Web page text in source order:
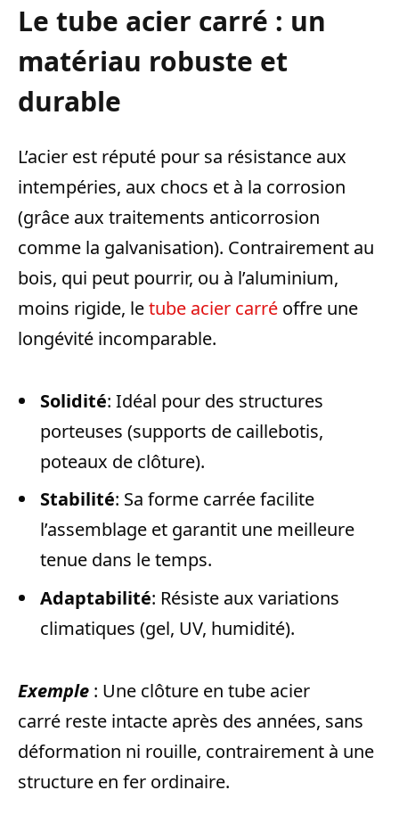
Le tube acier carré : un
matériau robuste et
durable
L’acier est réputé pour sa résistance aux
intempéries, aux chocs et à la corrosion
(grâce aux traitements anticorrosion
comme la galvanisation). Contrairement au
bois, qui peut pourrir, ou à l’aluminium,
moins rigide, letube acier carré offre une
longévité incomparable.
Solidité: Idéal pour des structures
porteuses (supports de caillebotis,
poteaux de clôture).
Stabilité: Sa forme carrée facilite
l’assemblage et garantit une meilleure
tenue dans le temps.
Adaptabilité: Résiste aux variations
climatiques (gel, UV, humidité).
Exemple : Une clôture en tube acier
carré reste intacte après des années, sans
déformation ni rouille, contrairement à une
structure en fer ordinaire.